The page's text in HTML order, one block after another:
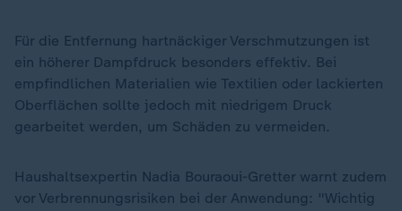
Für die Entfernung hartnäckiger Verschmutzungen ist
ein höherer Dampfdruck besonders effektiv. Bei
empfindlichen Materialien wie Textilien oder lackierten
Oberflächen sollte jedoch mit niedrigem Druck
gearbeitet werden, um Schäden zu vermeiden.
Haushaltsexpertin Nadia Bouraoui-Gretter warnt zudem
vor Verbrennungsrisiken bei der Anwendung: "Wichtig